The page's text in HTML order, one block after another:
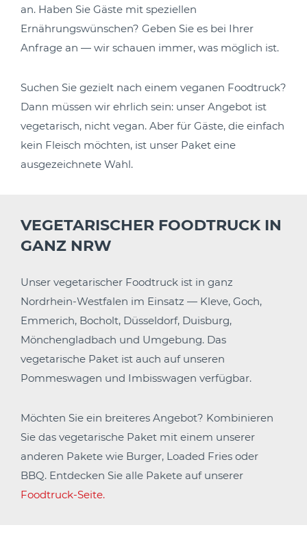
an. Haben Sie Gäste mit speziellen
Ernährungswünschen? Geben Sie es bei Ihrer
Anfrage an — wir schauen immer, was möglich ist.
Suchen Sie gezielt nach einem veganen Foodtruck?
Dann müssen wir ehrlich sein: unser Angebot ist
vegetarisch, nicht vegan. Aber für Gäste, die einfach
kein Fleisch möchten, ist unser Paket eine
ausgezeichnete Wahl.
VEGETARISCHER FOODTRUCK IN
GANZ NRW
Unser vegetarischer Foodtruck ist in ganz
Nordrhein-Westfalen im Einsatz — Kleve, Goch,
Emmerich, Bocholt, Düsseldorf, Duisburg,
Mönchengladbach und Umgebung. Das
vegetarische Paket ist auch auf unseren
Pommeswagen und Imbisswagen verfügbar.
Möchten Sie ein breiteres Angebot? Kombinieren
Sie das vegetarische Paket mit einem unserer
anderen Pakete wie Burger, Loaded Fries oder
BBQ. Entdecken Sie alle Pakete auf unserer
Foodtruck-Seite.